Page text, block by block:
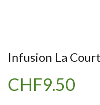
Infusion La
CHF9.50